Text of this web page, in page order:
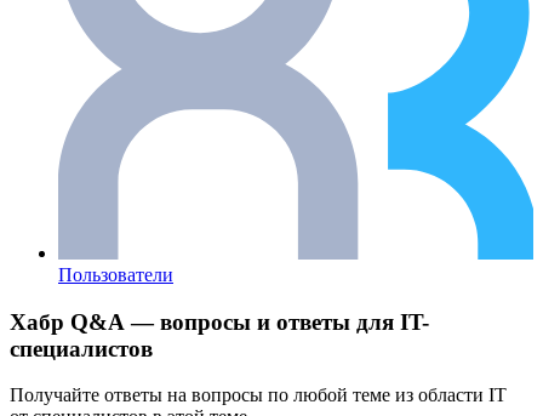
Пользователи
Хабр Q&A — вопросы и ответы для IT-
специалистов
Получайте ответы на вопросы по любой теме из области IT